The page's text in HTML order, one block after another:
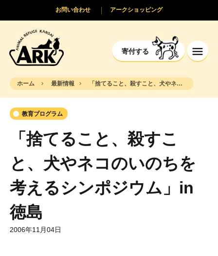
寄付する
アークショッピング
お問い合わせ
ホーム 最新情報 「捨てること、殺すこと、犬やネコのいのちを考えるシンポジウム」in 徳島
教育プログラム
「捨てること、殺すこ
と、犬やネコのいのちを
考えるシンポジウム」in
徳島
2006年11月04日